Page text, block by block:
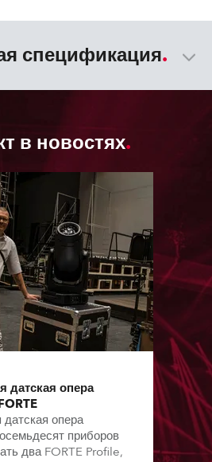
спецификация
в новостях
датская опера
датская опера
приборов
два FORTE Profile,